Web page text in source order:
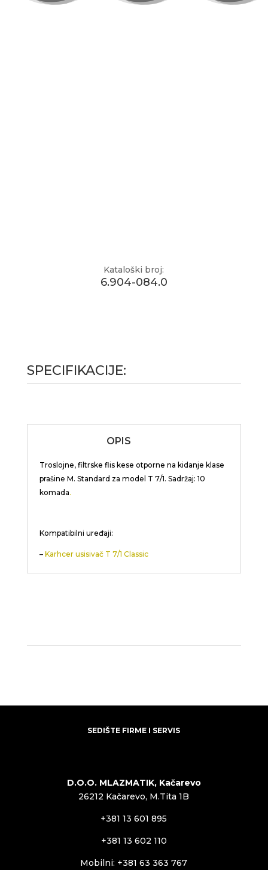
Kataloški broj:
6.904-084.0
SPECIFIKACIJE:
OPIS
Troslojne, filtrske flis kese otporne na kidanje klase
prašine M. Standard za model T 7/1. Sadržaj: 10
komada.
Kompatibilni uređaji:
– Karhcer usisivač T 7/1 Classic
SEDIŠTE FIRME I SERVIS
D.O.O. MLAZMATIK, Kačarevo
26212 Kačarevo, M.Tita 1B
+381 13 601 895
+381 13 602 110
Mobilni: +381 63 363 767